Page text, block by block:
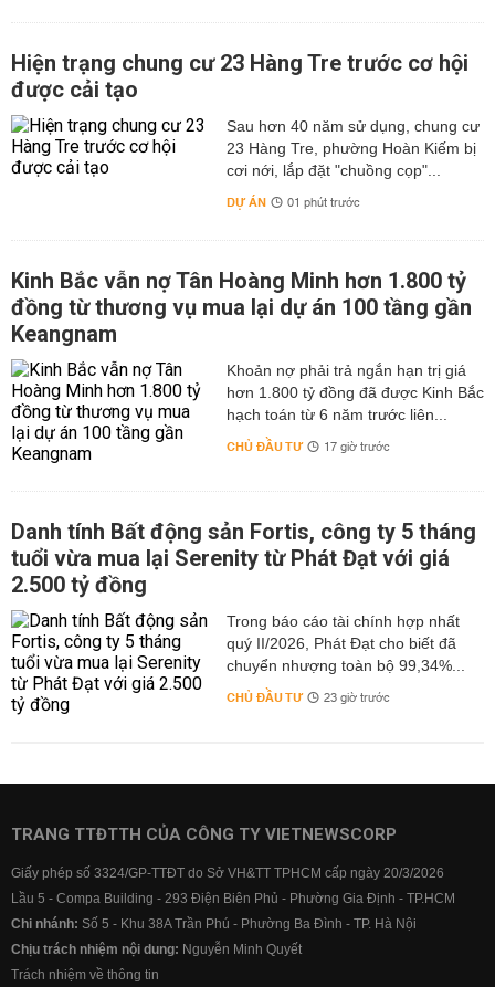
Hiện trạng chung cư 23 Hàng Tre trước cơ hội
được cải tạo
Sau hơn 40 năm sử dụng, chung cư
23 Hàng Tre, phường Hoàn Kiếm bị
cơi nới, lắp đặt "chuồng cọp"...
DỰ ÁN 01 phút trước
Kinh Bắc vẫn nợ Tân Hoàng Minh hơn 1.800 tỷ
đồng từ thương vụ mua lại dự án 100 tầng gần
Keangnam
hơn 1.800 tỷ đồng đã được Kinh Bắc
hạch toán từ 6 năm trước liên...
CHỦ ĐẦU TƯ 17 giờ trước
Danh tính Bất động sản Fortis, công ty 5 tháng
tuổi vừa mua lại Serenity từ Phát Đạt với giá
2.500 tỷ đồng
Trong báo cáo tài chính hợp nhất
quý II/2026, Phát Đạt cho biết đã
chuyển nhượng toàn bộ 99,34%...
CHỦ ĐẦU TƯ 23 giờ trước
TRANG TTĐTTH CỦA CÔNG TY VIETNEWSCORP
Giấy phép số 3324/GP-TTĐT do Sở VH&TT TPHCM cấp ngày 20/3/2026
Lầu 5 - Compa Building - 293 Điện Biên Phủ - Phường Gia Định - TP.HCM
Chi nhánh: Số 5 - Khu 38A Trần Phú - Phường Ba Đình - TP. Hà Nội
Chịu trách nhiệm nội dung: Nguyễn Minh Quyết
Trách nhiệm về thông tin